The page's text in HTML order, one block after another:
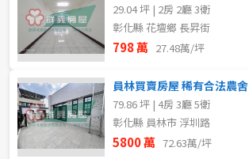
29.04 坪 | 2房 2廳 3衛
彰化縣 花壇鄉 長昇街
798 萬 27.48萬/坪
員林買賣房屋 稀有合法農舍
79.86 坪 | 4房 3廳 5衛
彰化縣 員林市 浮圳路
5800 萬 72.63萬/坪